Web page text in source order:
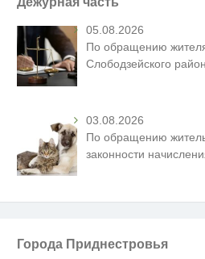
05.08.2026
По обращению
Слободзейского
03.08.2026
По обращению
законности
Города Приднестровья